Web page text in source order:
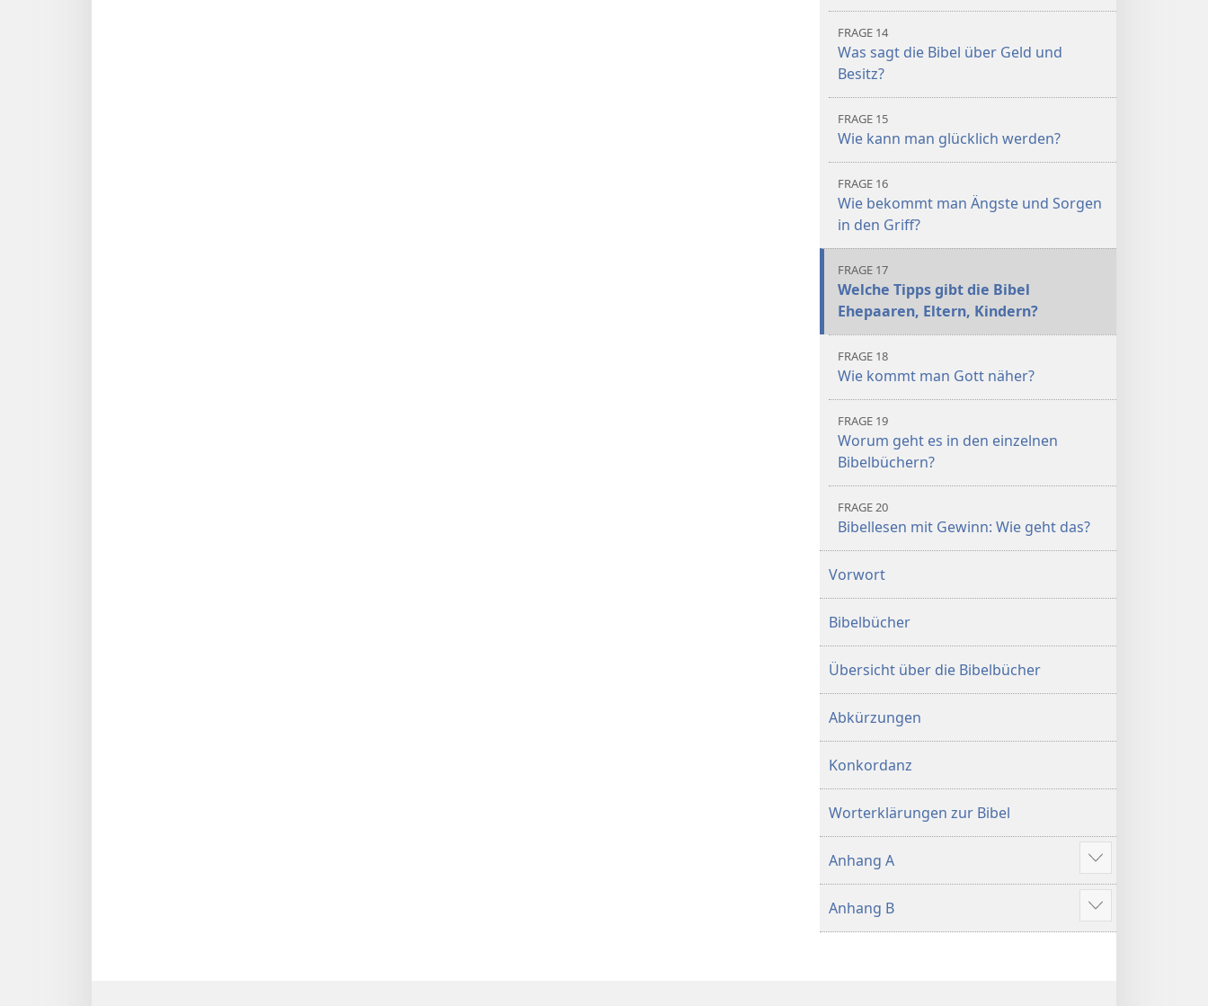
FRAGE 14
Was sagt die Bibel über Geld und
Besitz?
FRAGE 15
Wie kann man glücklich werden?
FRAGE 16
Wie bekommt man Ängste und Sorgen
in den Griff?
FRAGE 17
Welche Tipps gibt die Bibel
Ehepaaren, Eltern, Kindern?
FRAGE 18
Wie kommt man Gott näher?
FRAGE 19
Worum geht es in den einzelnen
Bibelbüchern?
FRAGE 20
Bibellesen mit Gewinn: Wie geht das?
Vorwort
Bibelbücher
Übersicht über die Bibelbücher
Abkürzungen
Konkordanz
Worterklärungen zur Bibel
Anhang A
Mehr
anzeigen
Anhang B
Mehr
anzeigen